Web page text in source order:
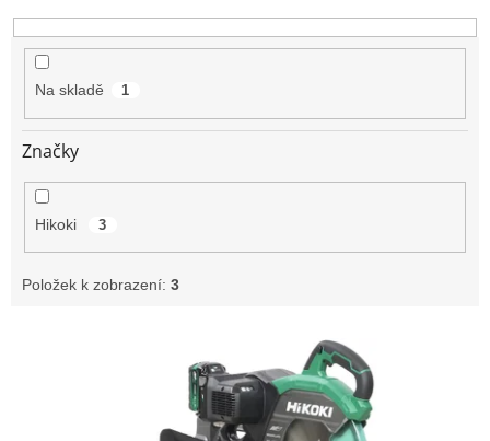
u
Na skladě 1
Značky
Hikoki 3
Položek k zobrazení: 3